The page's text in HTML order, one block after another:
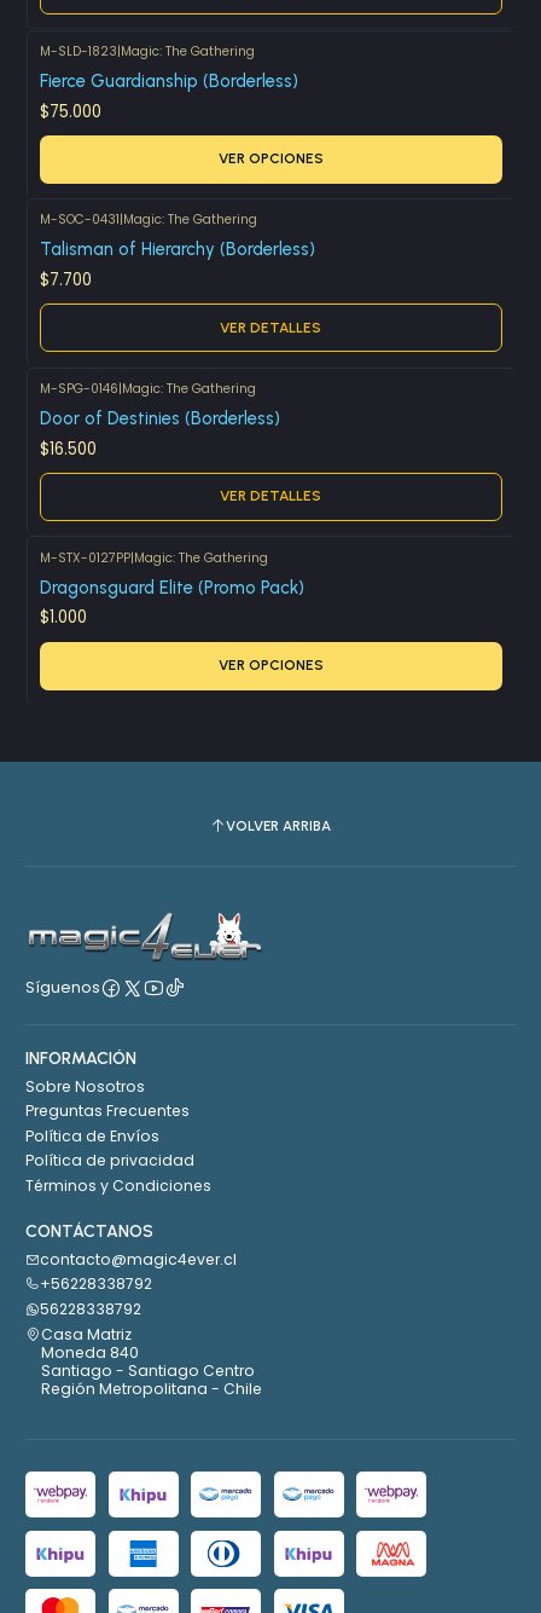
M-SLD-1823|Magic: The Gathering
Fierce Guardianship (Borderless)
$75.000
VER OPCIONES
Agotado
M-SOC-0431|Magic: The Gathering
Talisman of Hierarchy (Borderless)
$7.700
VER DETALLES
Agotado
M-SPG-0146|Magic: The Gathering
Door of Destinies (Borderless)
$16.500
VER DETALLES
M-STX-0127PP|Magic: The Gathering
Dragonsguard Elite (Promo Pack)
$1.000
VER OPCIONES
VOLVER ARRIBA
Síguenos
INFORMACIÓN
Sobre Nosotros
Preguntas Frecuentes
Política de Envíos
Política de privacidad
Términos y Condiciones
CONTÁCTANOS
contacto@magic4ever.cl
+56228338792
56228338792
Casa Matriz
Moneda 840
Santiago - Santiago Centro
Región Metropolitana - Chile